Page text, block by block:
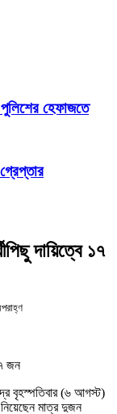
হেফাজতে
দায়িত্বে ১৭
বৃহস্পতিবার (৬ আগস্ট)
নিয়েছেন মাত্র দুজন